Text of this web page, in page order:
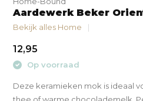
Aardewerk Beker
Bekijk alles Home
12,95
Op voorraad
Deze keramieken mok is ideaal
thee of warme chocolademelk.